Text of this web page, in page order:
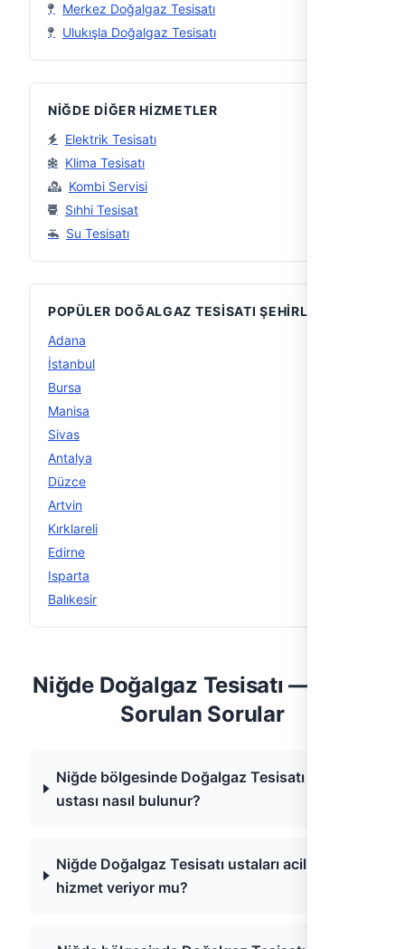
Merkez Doğalgaz Tesisatı
Ulukışla Doğalgaz Tesisatı
NIĞDE DIĞER HIZMETLER
Elektrik Tesisatı
Klima Tesisatı
Kombi Servisi
Sıhhi Tesisat
Su Tesisatı
POPÜLER DOĞALGAZ TESISATI ŞEHIRLERI
Adana
İstanbul
Bursa
Manisa
Sivas
Antalya
Düzce
Artvin
Kırklareli
Edirne
Isparta
Balıkesir
Niğde Doğalgaz Tesisatı — Sıkça
Sorulan Sorular
Niğde bölgesinde Doğalgaz Tesisatı
ustası nasıl bulunur?
Niğde Doğalgaz Tesisatı ustaları acil
hizmet veriyor mu?